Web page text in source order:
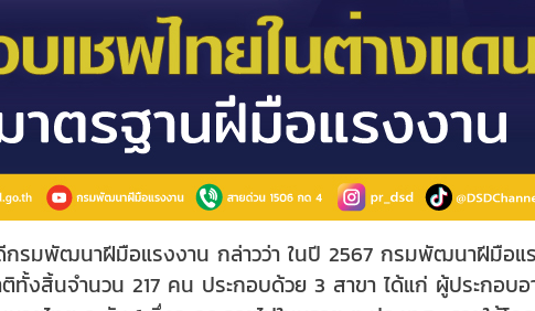
กรมพัฒนาฝีมือแรงงาน กล่าวว่า ในปี 2567 กรมพัฒนาฝีมือแ
ทั้งสิ้นจำนวน 217 คน ประกอบด้วย 3 สาขา ได้แก่ ผู้ประกอบ